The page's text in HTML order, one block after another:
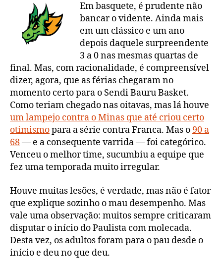
Em basquete, é prudente não
bancar o vidente. Ainda mais
em um clássico e um ano
depois daquele surpreendente
3 a 0 nas mesmas quartas de
final. Mas, com racionalidade, é compreensível
dizer, agora, que as férias chegaram no
momento certo para o Sendi Bauru Basket.
Como teriam chegado nas oitavas, mas lá houve
um lampejo contra o Minas que até criou certo
otimismopara a série contra Franca. Mas o 90 a
68— e a consequente varrida — foi categórico.
Venceu o melhor time, sucumbiu a equipe que
fez uma temporada muito irregular.
Houve muitas lesões, é verdade, mas não é fator
que explique sozinho o mau desempenho. Mas
vale uma observação: muitos sempre criticaram
disputar o início do Paulista com molecada.
Desta vez, os adultos foram para o pau desde o
início e deu no que deu.